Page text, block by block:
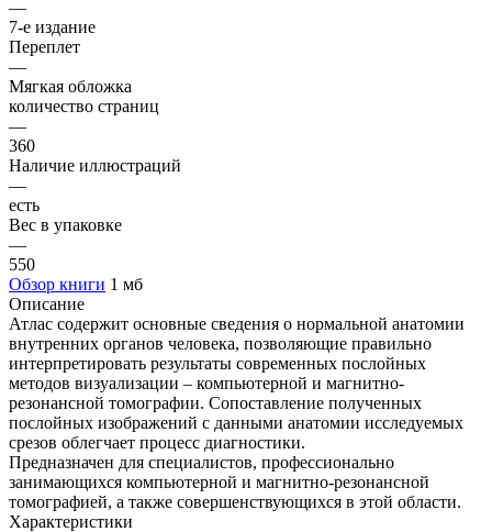
—
7-е издание
Переплет
—
Мягкая обложка
количество страниц
—
360
Наличие иллюстраций
—
есть
Вес в упаковке
—
550
Обзор книги 1 мб
Описание
Атлас содержит основные сведения о нормальной анатомии
внутренних органов человека, позволяющие правильно
интерпретировать результаты современных послойных
методов визуализации – компьютерной и магнитно-
резонансной томографии. Сопоставление полученных
послойных изображений с данными анатомии исследуемых
срезов облегчает процесс диагностики.
Предназначен для специалистов, профессионально
занимающихся компьютерной и магнитно-резонансной
томографией, а также совершенствующихся в этой области.
Характеристики